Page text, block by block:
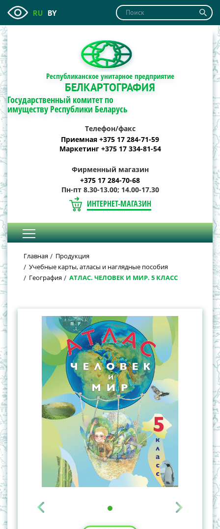
RU BY
Республиканское унитарное предприятие
БЕЛКАРТОГРАФИЯ
Государственный комитет по
имуществу Республики Беларусь
Телефон/факс
Приемная +375 17 284-71-59
Маркетинг +375 17 334-81-54
Фирменный магазин
+375 17 284-70-68
Пн-пт 8.30-13.00; 14.00-17.30
ИНТЕРНЕТ-МАГАЗИН
Главная
Продукция
Учебные карты, атласы и наглядные пособия
География
АТЛАС. ЧЕЛОВЕК И МИР. 5 КЛАСС